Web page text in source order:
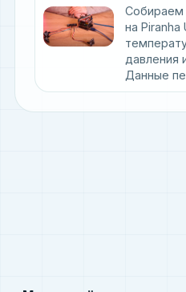
Собираем
на Piranha
давления
Данные